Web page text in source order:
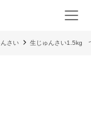
んさい 生じゅんさい1.5kg